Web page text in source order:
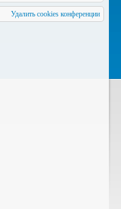
Удалить cookies конференции